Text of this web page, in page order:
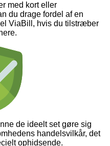
med kort eller
du drage fordel af en
ViaBill, hvis du tilstræber
de ideelt set gøre sig
handelsvilkår, det
ophidsende.